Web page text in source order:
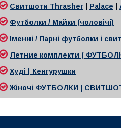
Свитшоти Thrasher Palace
Футболки / Майки (чоловічі)
Іменні / Парні футболки і
Летние комплекти (
Худі | Кенгурушки
Жіночі ФУТБОЛКИ |